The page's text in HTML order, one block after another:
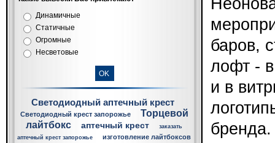
Динамичные
Статичные
Огромные
Несветовые
Светодиодный аптечный крест
Светодиодный крест запорожье
Торцевой
лайтбокс
аптечный крест
заказать
аптечный крест запорожье
изготовление лайтбоксов
баров,
лофт -
и в